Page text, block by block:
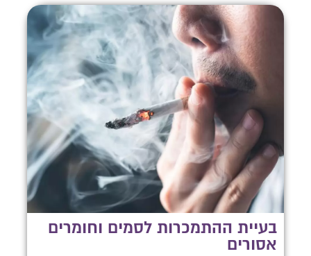
בעיית ההתמכרות לסמים וחומרים
אסורים